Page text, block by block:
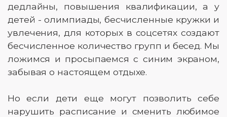
дедлайны, повышения квалификации, а у
детей - олимпиады, бесчисленные кружки и
увлечения, для которых в соцсетях создают
бесчисленное количество групп и бесед. Мы
ложимся и просыпаемся с синим экраном,
забывая о настоящем отдыхе.
Но если дети еще могут позволить себе
нарушить расписание и сменить любимое